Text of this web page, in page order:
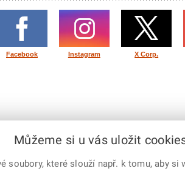
Facebook Instagram X Corp.
Můžeme si u vás uložit
soubory, které slouží např. k tomu, aby